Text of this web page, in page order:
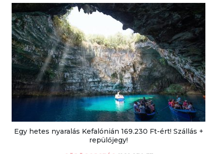
Egy hetes nyaralás Kefalónián 169.230 Ft-ért! Szállás +
repülőjegy!